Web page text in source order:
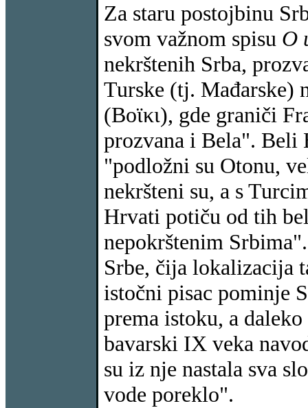
Za staru postojbinu
svom važnom spisu O
nekrštenih Srba,
Turske (tj. Mađarske)
(Βοϊκι), gde graniči
prozvana i Bela". Beli
"podložni su Otonu,
nekršteni su, a s
Hrvati potiču od tih
nepokrštenim
Srbe, čija lokalizacija
istočni pisac pominje
prema istoku, a
bavarski IX veka
su iz nje nastala sva
vode poreklo".